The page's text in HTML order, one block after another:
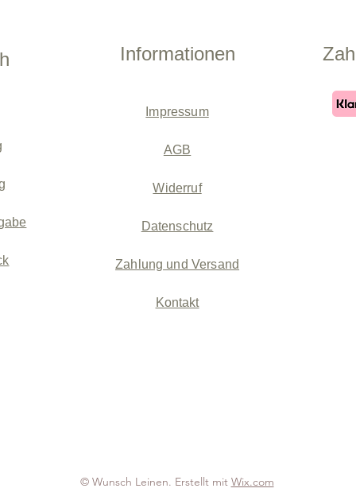
Informationen
Impressum
AGB
Widerruf
Datenschutz
Zahlung und Versand
Kontakt
© Wunsch Leinen. Erstellt mit Wix.com